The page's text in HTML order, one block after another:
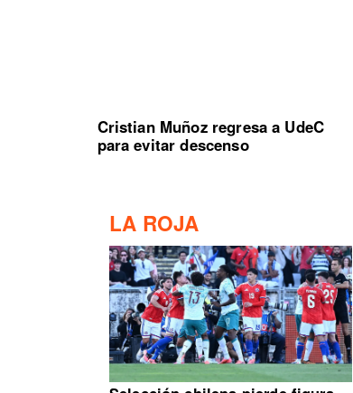
Cristian Muñoz regresa a UdeC
para evitar descenso
LA ROJA